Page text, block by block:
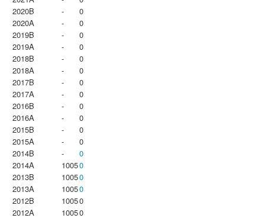
2020B
-
0
2020A
-
0
2019B
-
0
2019A
-
0
2018B
-
0
2018A
-
0
2017B
-
0
2017A
-
0
2016B
-
0
2016A
-
0
2015B
-
0
2015A
-
0
2014B
-
0
2014A
10050
2013B
10050
2013A
10050
2012B
10050
2012A
10050